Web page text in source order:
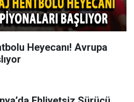
Heyecanı! Avrupa